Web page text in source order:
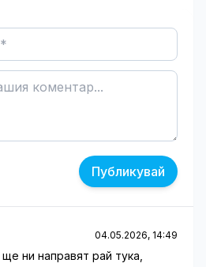
Публикувай
04.05.2026, 14:49
ни направят рай тука,